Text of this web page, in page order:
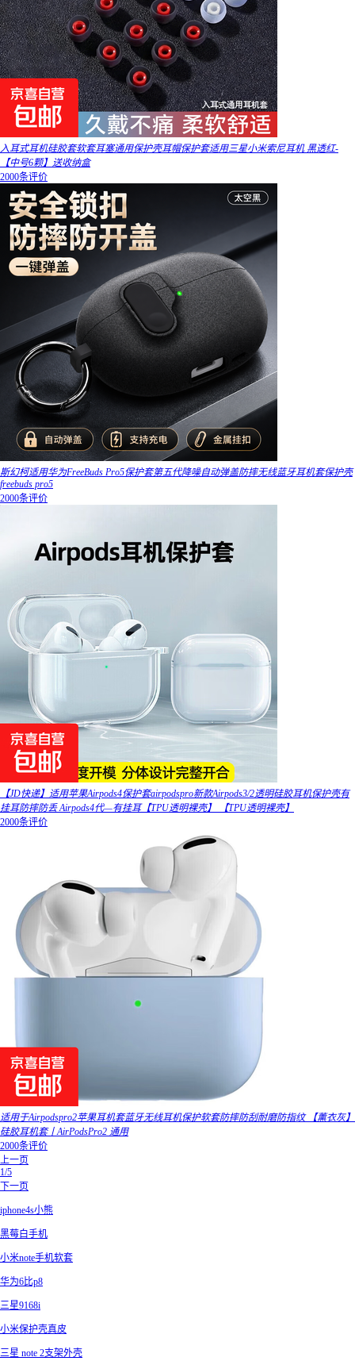
入耳式耳机硅胶套软套耳塞通用保护壳耳帽保护套适用三星小米索尼耳机 黑透红-
【中号6颗】送收纳盒
2000条评价
斯幻柯适用华为FreeBuds Pro5保护套第五代降噪自动弹盖防摔无线蓝牙耳机套保护壳
freebuds pro5
2000条评价
【JD快递】适用苹果Airpods4保护套airpodspro新款Airpods3/2透明硅胶耳机保护壳有
挂耳防摔防丢 Airpods4代—有挂耳【TPU透明裸壳】 【TPU透明裸壳】
2000条评价
适用于Airpodspro2苹果耳机套蓝牙无线耳机保护软套防摔防刮耐磨防指纹 【薰衣灰】
硅胶耳机套丨AirPodsPro2 通用
2000条评价
上一页
1/5
下一页
iphone4s小熊
黑莓白手机
小米note手机软套
华为6比p8
三星9168i
小米保护壳真皮
三星 note 2支架外壳